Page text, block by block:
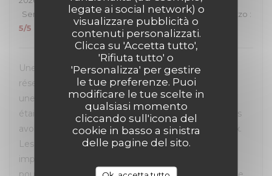
legate ai social network) o
visualizzare pubblicità o
contenuti personalizzati.
Clicca su 'Accetta tutto',
'Rifiuta tutto' o
'Personalizza' per gestire
le tue preferenze. Puoi
modificare le tue scelte in
qualsiasi momento
cliccando sull'icona del
cookie in basso a sinistra
delle pagine del sito.
Servizio
/5 Atmosfera : 5/5 Cucina: 5/5 Qualità / Prezzo :
5/5
Une excellente expérience du début à la fin. La
réservation en ligne était très simple et fluide, avec
une confirmation rapide par e-mail et SMS. L’accueil
était chaleureux et le personnel très à l’écoute. Nous
avons pu choisir la table qui nous convenait le mieux.
Les burgers étaient excellents et le service
impeccable. Nous avons également apprécié de